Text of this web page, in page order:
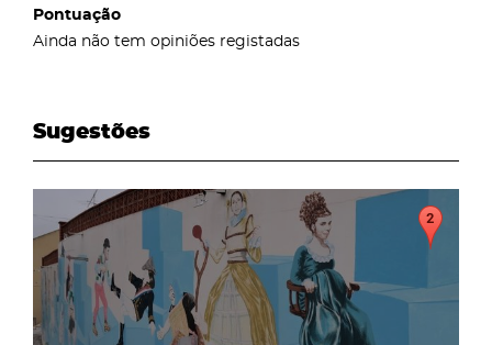
Pontuação
Ainda não tem opiniões registadas
Sugestões
page